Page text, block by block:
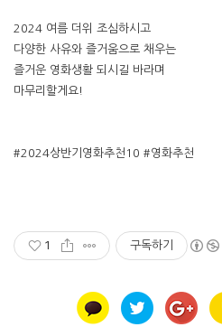
2024 여름 더위 조심하시고
다양한 사유와 즐거움으로 채우는
즐거운 영화생활 되시길 바라며
마무리할게요!
#2024상반기영화추천10 #영화추천
1 구독하기